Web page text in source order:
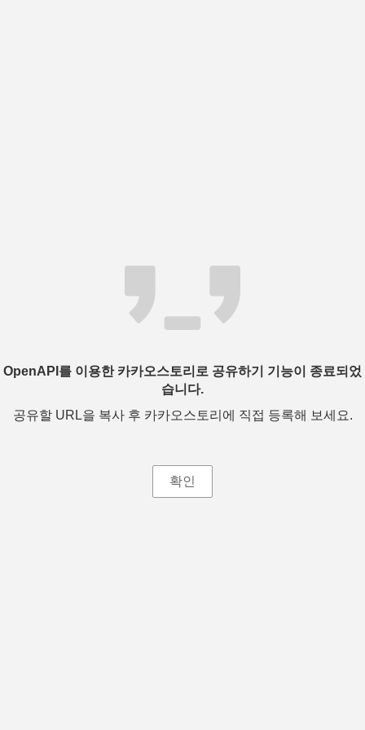
OpenAPI를 이용한 카카오스토리로 공유하기 기능이 종료되었
습니다.
공유할 URL을 복사 후 카카오스토리에 직접 등록해 보세요.
확인